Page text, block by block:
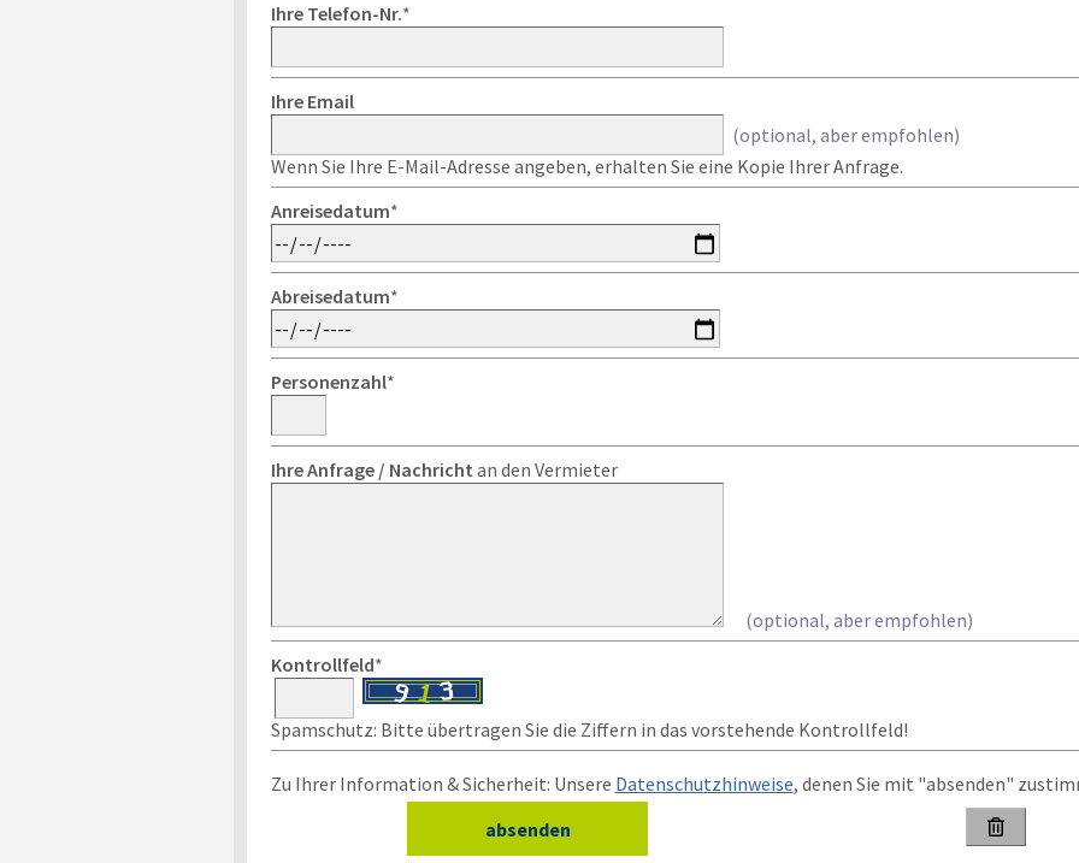
Ihre Telefon-Nr.*
Ihre Email
(optional, aber empfohlen)
Wenn Sie Ihre E-Mail-Adresse angeben, erhalten Sie eine Kopie Ihrer Anfrage.
Anreisedatum*
Abreisedatum*
Personenzahl*
Ihre Anfrage / Nachricht an den Vermieter
(optional, aber empfohlen)
Kontrollfeld*
Spamschutz: Bitte übertragen Sie die Ziffern in das vorstehende Kontrollfeld!
Zu Ihrer Information & Sicherheit: Unsere Datenschutzhinweise, denen Sie mit "absenden"
